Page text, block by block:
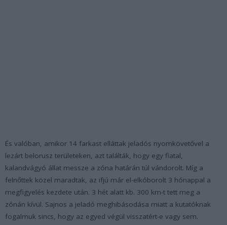
És valóban, amikor 14 farkast elláttak jeladós nyomkövetővel a
lezárt belorusz területeken, azt találták, hogy egy fiatal,
kalandvágyó állat messze a zóna határán túl vándorolt. Míg a
felnőttek közel maradtak, az ifjú már el-elkóborolt 3 hónappal a
megfigyelés kezdete után. 3 hét alatt kb. 300 km-t tett meg a
zónán kívül. Sajnos a jeladó meghibásodása miatt a kutatóknak
fogalmuk sincs, hogy az egyed végül visszatért-e vagy sem.